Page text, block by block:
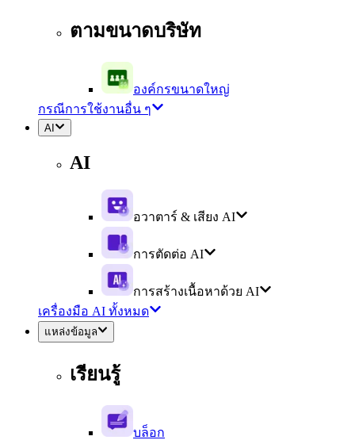
ตามขนาดบริษัท
องค์กรขนาดใหญ่
กรณีการใช้งานอื่น ๆ
AI
AI
อวาตาร์ & เสียง AI
การตัดต่อ AI
การสร้างเนื้อหาด้วย AI
เครื่องมือ AI ทั้งหมด
แหล่งข้อมูล
เรียนรู้
บล็อก